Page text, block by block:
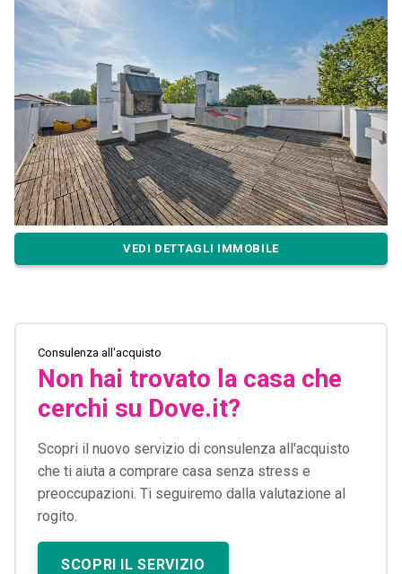
VEDI DETTAGLI IMMOBILE
Consulenza all'acquisto
Non hai trovato la casa che
cerchi su Dove.it?
Scopri il nuovo servizio di consulenza all'acquisto
che ti aiuta a comprare casa senza stress e
preoccupazioni. Ti seguiremo dalla valutazione al
rogito.
SCOPRI IL SERVIZIO